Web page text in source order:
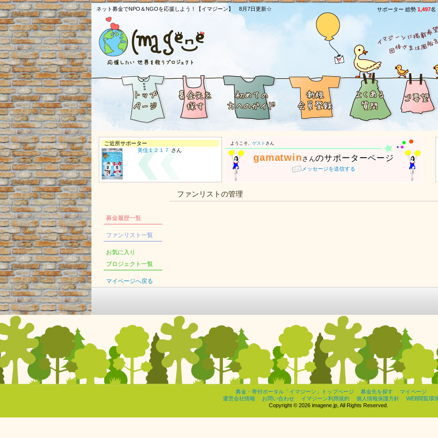
ネット募金でNPO＆NGOを応援しよう！【イマジーン】 8月7日更新☆ サポーター 総勢 1,497名
ご近所サポーター
美佳１２１７ さん
ようこそ、 ゲスト さん
gamatwin さんのサポーターページ
メッセージを送信する
募金履歴一覧
ファンリスト一覧
お気に入り
プロジェクト一覧
マイページへ戻る
ファンリストの管理
募金・寄付ポータル「イマジーン」トップページ 募金先を探す
マイページ
運営会社情報
お問い合わせ イマジーン利用規約 個人情報保護方針
WEB閲覧環
Copyright © 2026 imagene.jp, All Rights Reserved.